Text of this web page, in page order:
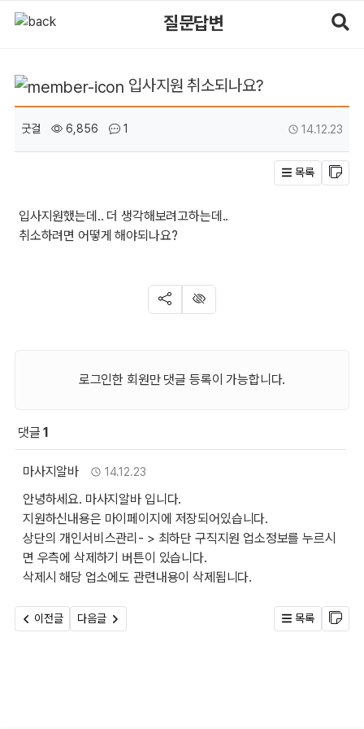
질문답변
입사지원 취소되나요?
작성자
굿걸 6,856 조회 1 작성일14.12.23
목록
입사지원했는데.. 더 생각해보려고하는데..
취소하려면 어떻게 해야되나요?
SNS 공유
신고
로그인한 회원만 댓글 등록이 가능합니다.
회원 문의 및 댓글
댓글1
마사지알바님의 댓글
작성자
마사지알바 작성일14.12.23
안녕하세요. 마사지알바 입니다.
지원하신내용은 마이페이지에 저장되어있습니다.
상단의 개인서비스관리- > 최하단 구직지원 업소정보를 누르시
면 우측에 삭제하기 버튼이 있습니다.
삭제시 해당 업소에도 관련내용이 삭제됩니다.
이전글 다음글 목록